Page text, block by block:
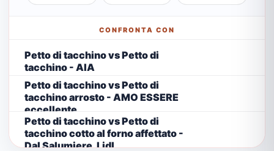
CONFRONTA CON
Petto di tacchino vs Petto di
tacchino - AIA
Petto di tacchino vs Petto di
tacchino arrosto - AMO ESSERE
eccellente
Petto di tacchino vs Petto di
tacchino cotto al forno affettato -
Dal Salumiere, Lidl